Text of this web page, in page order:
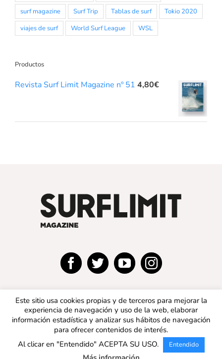
surf magazine
Surf Trip Tablas de surf
Tokio 2020
viajes de surf
World Surf League WSL
Productos
Revista Surf Limit Magazine nº 51 4,80€
© 2019 SURFLIMIT MAGAZINE ESPAÑA | Todos los
derechos reservados |Aviso legal|Política de privacidad|
Política de cookies
Este sitio usa cookies propias y de terceros para mejorar la
experiencia de navegación y uso de la web, elaborar
información estadística y analizar sus hábitos de navegación
para ofrecer contenidos de interés.
Al clicar en "Entendido" ACEPTA SU USO.
Entendido